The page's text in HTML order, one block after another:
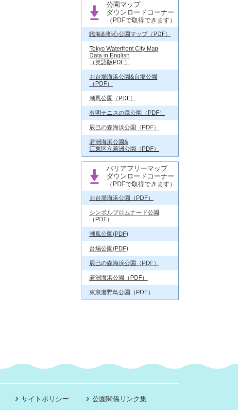
公園マップ
ダウンロードコーナー
（PDFで取得できます）
臨海副都心公園マップ（PDF）
Tokyo Waterfront City Map
Data in English
（英語版PDF）
お台場海浜公園&台場公園
（PDF）
潮風公園（PDF）
有明テニスの森公園（PDF）
辰巳の森海浜公園（PDF）
若洲海浜公園&
江東区立若洲公園（PDF）
バリアフリーマップ
ダウンロードコーナー
（PDFで取得できます）
お台場海浜公園（PDF）
シンボルプロムナード公園
（PDF）
潮風公園(PDF)
台場公園(PDF)
辰巳の森海浜公園（PDF）
若洲海浜公園（PDF）
東京港野鳥公園（PDF）
サイトポリシー 公園関係リンク集